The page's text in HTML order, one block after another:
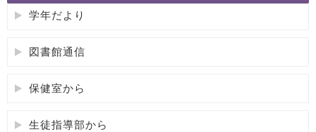
学年だより
図書館通信
保健室から
生徒指導部から